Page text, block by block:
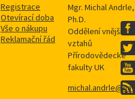
Registrace
Otevírací doba
Vše o nákupu
Reklamační řád
Mgr. Michal Andrle,
Ph.D.
Oddělení vnějších
vztahů
Přírodovědecké
fakulty UK